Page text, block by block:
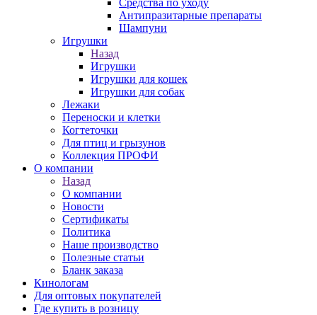
Средства по уходу
Антипразитарные препараты
Шампуни
Игрушки
Назад
Игрушки
Игрушки для кошек
Игрушки для собак
Лежаки
Переноски и клетки
Когтеточки
Для птиц и грызунов
Коллекция ПРОФИ
О компании
Назад
О компании
Новости
Сертификаты
Политика
Наше производство
Полезные статьи
Бланк заказа
Кинологам
Для оптовых покупателей
Где купить в розницу